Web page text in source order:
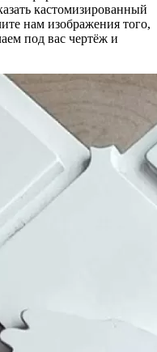
кастомизированный
нам изображения того,
под вас чертёж и